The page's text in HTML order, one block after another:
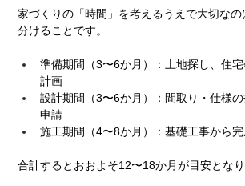
家づくりの「時間」を考えるうえで大切な
分けることです。
準備期間（3〜6か月）：土地探し、住
計画
設計期間（3〜6か月）：間取り・仕様
申請
施工期間（4〜8か月）：基礎工事から
合計するとおおよそ12〜18か月が目安となり